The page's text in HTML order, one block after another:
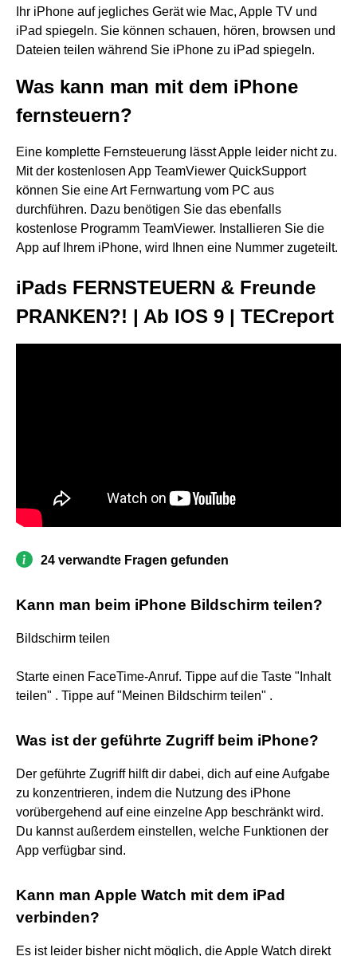
Ihr iPhone auf jegliches Gerät wie Mac, Apple TV und
iPad spiegeln. Sie können schauen, hören, browsen und
Dateien teilen während Sie iPhone zu iPad spiegeln.
Was kann man mit dem iPhone
fernsteuern?
Eine komplette Fernsteuerung lässt Apple leider nicht zu.
Mit der kostenlosen App TeamViewer QuickSupport
können Sie eine Art Fernwartung vom PC aus
durchführen. Dazu benötigen Sie das ebenfalls
kostenlose Programm TeamViewer. Installieren Sie die
App auf Ihrem iPhone, wird Ihnen eine Nummer zugeteilt.
iPads FERNSTEUERN & Freunde
PRANKEN?! | Ab IOS 9 | TECreport
24 verwandte Fragen gefunden
Kann man beim iPhone Bildschirm teilen?
Bildschirm teilen
Starte einen FaceTime-Anruf. Tippe auf die Taste "Inhalt
teilen" . Tippe auf "Meinen Bildschirm teilen" .
Was ist der geführte Zugriff beim iPhone?
Der geführte Zugriff hilft dir dabei, dich auf eine Aufgabe
zu konzentrieren, indem die Nutzung des iPhone
vorübergehend auf eine einzelne App beschränkt wird.
Du kannst außerdem einstellen, welche Funktionen der
App verfügbar sind.
Kann man Apple Watch mit dem iPad
verbinden?
Es ist leider bisher nicht möglich, die Apple Watch direkt